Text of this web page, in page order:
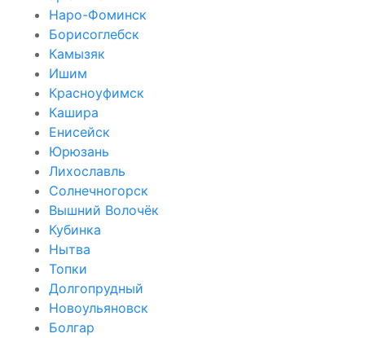
Наро-Фоминск
Борисоглебск
Камызяк
Ишим
Красноуфимск
Кашира
Енисейск
Юрюзань
Лихославль
Солнечногорск
Вышний Волочёк
Кубинка
Нытва
Топки
Долгопрудный
Новоульяновск
Болгар